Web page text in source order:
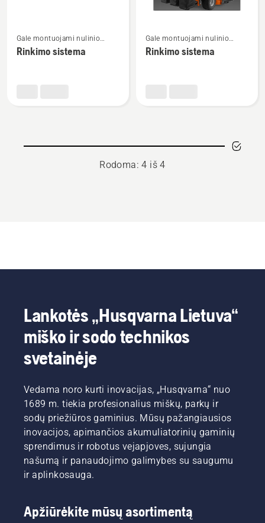
daugiau
detalių
Gale montuojami nulinio
posūkio spindulio traktoriuko
priedai
Rinkimo sistema
daugiau
detalių
Gale montuojami nulinio
posūkio spindulio traktoriuko
priedai
Rinkimo sistema
Rodoma: 4 iš 4
Lankotės „Husqvarna Lietuva“
miško ir sodo technikos
svetainėje
Vedama noro kurti inovacijas, „Husqvarna“ nuo
1689 m. tiekia profesionalius miškų, parkų ir
sodų priežiūros gaminius. Mūsų pažangiausios
inovacijos, apimančios akumuliatorinių gaminių
sprendimus ir robotus vejapjoves, sujungia
našumą ir panaudojimo galimybes su saugumu
ir aplinkosauga.
Apžiūrėkite mūsų asortimentą